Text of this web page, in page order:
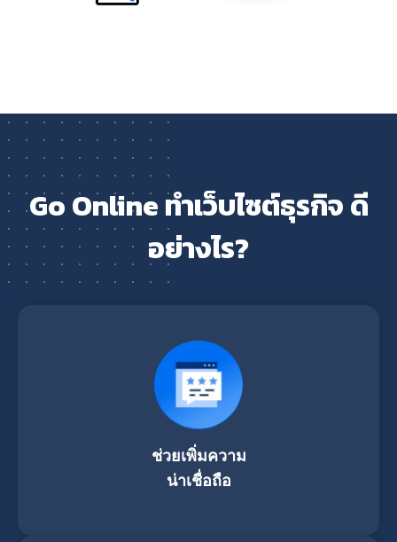
Go Online ทำเว็บไซต์ธุรกิจ ดี
อย่างไร?
ช่วยเพิ่มความ
น่าเชื่อถือ